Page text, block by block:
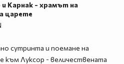
и Карнак - храмът на
царете
сутринта и поемане на
Луксор - величествената